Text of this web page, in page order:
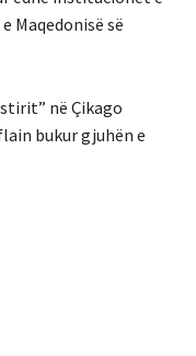
Maqedonisë së
në Çikago
bukur gjuhën e